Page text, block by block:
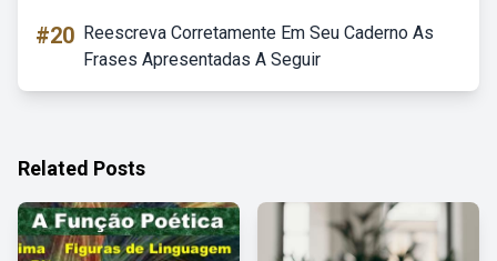
#20 Reescreva Corretamente Em Seu Caderno As
Frases Apresentadas A Seguir
Related Posts